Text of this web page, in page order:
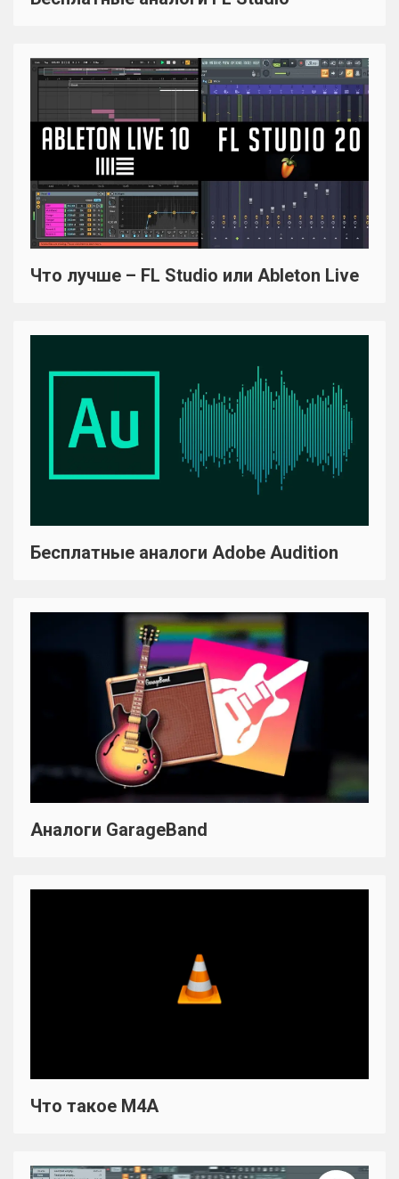
Что лучше – FL Studio или Ableton Live
Бесплатные аналоги Adobe Audition
Аналоги GarageBand
Что такое M4A